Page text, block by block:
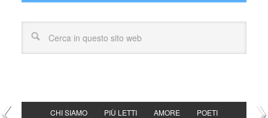
CHI SIAMO PIÙ LETTI AMORE POETI